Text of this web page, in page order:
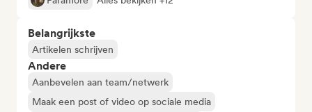
Belangrijkste
Artikelen schrijven
Andere
Aanbevelen aan team/netwerk
Maak een post of video op sociale media